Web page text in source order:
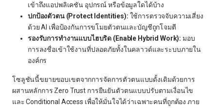
เข้าถึงแอปพลิเคชัน อุปกรณ์ หรือข้อมูลใดได้บ้าง
ปกป้องตัวตน (Protect Identities): ใช้การตรวจจับความเสี่ยง
ด้วย AI เพื่อป้องกันการขโมยตัวตนและบัญชีถูกโจมตี
รองรับการทำงานแบบไฮบริด (Enable Hybrid Work): มอบ
การลงชื่อเข้าใช้งานที่ปลอดภัยทั้งในคลาวด์และระบบภายใน
องค์กร
โซลูชันนี้ขยายขอบเขตจากการจัดการตัวตนแบบดั้งเดิมด้วยการ
ผสานหลักการ Zero Trust การยืนยันตัวตนแบบปรับตามเงื่อนไข
และ Conditional Access เพื่อให้มั่นใจได้ว่าเฉพาะคนที่ถูกต้อง ภาย